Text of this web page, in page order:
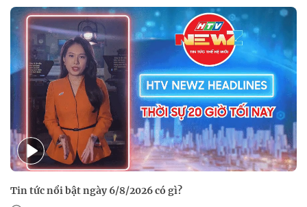
Tin tức nổi bật ngày 6/8/2026 có gì?